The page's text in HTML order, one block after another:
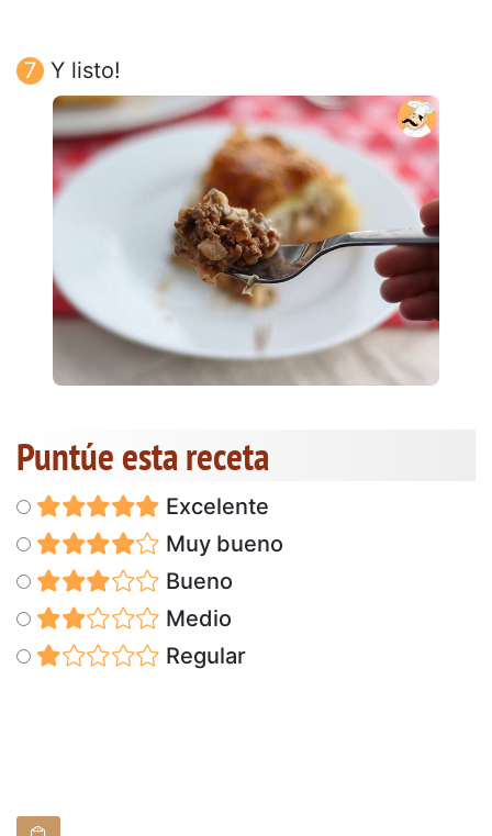
Y listo!
Puntúe esta receta
Excelente
Muy bueno
Bueno
Medio
Regular